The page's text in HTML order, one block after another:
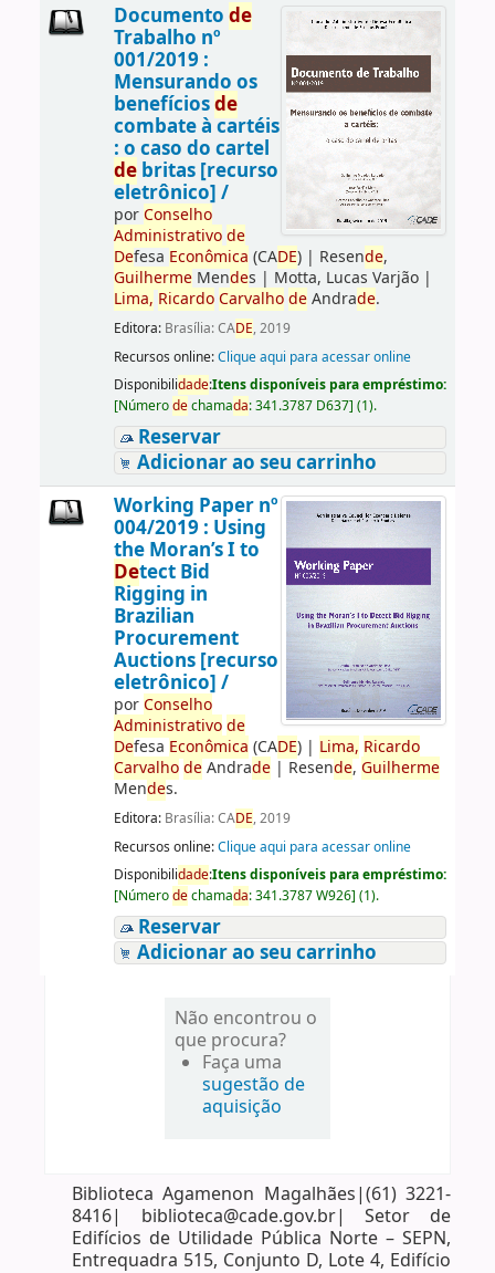
Documento de
Trabalho nº
001/2019 :
Mensurando os
benefíciosde
combate à cartéis
: o caso do cartel
debritas [recurso
eletrônico] /
porConselho
Administrativo de
Defesa Econômica (CADE)| Resende,
GuilhermeMendes | Motta, Lucas Varjão|
Lima, Ricardo Carvalho deAndrade.
Editora: Brasília: CADE, 2019
Recursos online:Clique aqui para acessar online
Disponibilidade:Itens disponíveis para empréstimo:
[Númerodechamada:341.3787 D637] (1).
Reservar
Adicionar ao seu carrinho
Working Paper nº
004/2019 : Using
the Moran’s I to
Detect Bid
Rigging in
Brazilian
Procurement
Auctions [recurso
eletrônico] /
porConselho
Administrativo de
Defesa Econômica (CADE)| Lima, Ricardo
Carvalho deAndrade| Resende, Guilherme
Mendes.
Editora: Brasília: CADE, 2019
Recursos online:Clique aqui para acessar online
Disponibilidade:Itens disponíveis para empréstimo:
[Númerodechamada:341.3787 W926] (1).
Reservar
Adicionar ao seu carrinho
Não encontrou o
que procura?
Faça uma
sugestão de
aquisição
Biblioteca Agamenon Magalhães|(61) 3221-
8416| biblioteca@cade.gov.br| Setor de
Edifícios de Utilidade Pública Norte – SEPN,
Entrequadra 515, Conjunto D, Lote 4, Edifício